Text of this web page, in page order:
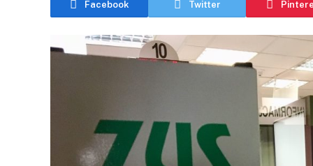
Facebook Twitter